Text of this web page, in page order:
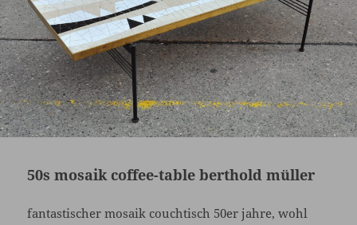
50s mosaik coffee-table berthold müller
fantastischer mosaik couchtisch 50er jahre, wohl